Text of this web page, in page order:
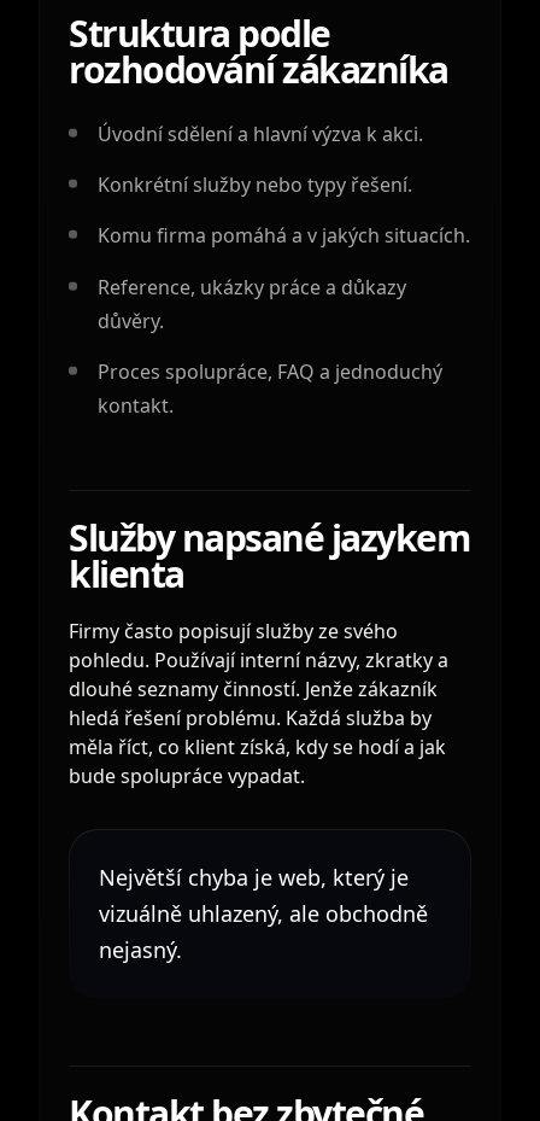
Struktura podle
rozhodování zákazníka
Úvodní sdělení a hlavní výzva k akci.
Konkrétní služby nebo typy řešení.
Komu firma pomáhá a v jakých situacích.
Reference, ukázky práce a důkazy
důvěry.
Proces spolupráce, FAQ a jednoduchý
kontakt.
Služby napsané jazykem
klienta
Firmy často popisují služby ze svého
pohledu. Používají interní názvy, zkratky a
dlouhé seznamy činností. Jenže zákazník
hledá řešení problému. Každá služba by
měla říct, co klient získá, kdy se hodí a jak
bude spolupráce vypadat.
Největší chyba je web, který je
vizuálně uhlazený, ale obchodně
nejasný.